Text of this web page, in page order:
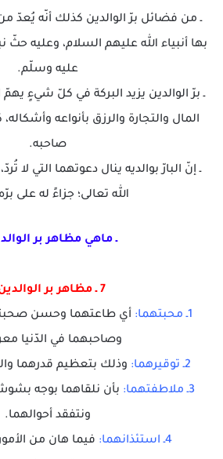
ـ من فضائل برّ الوالدين كذلك أنّه يُعدّ
بها أنبياء الله عليهم السلام، وعليه حثّ
عليه وسلّم.
ـ برّ الوالدين يزيد البركة في كلّ شيءٍ
المال والتجارة والرزق بأنواعه
صاحبه.
ـ إنّ البارّ بوالديه ينال دعوتهما التي لا
الله تعالى؛ جزاءً له على
ـ ماهي مظاهر بر
7 ـ مظاهر بر الوالدين :
1ـ محبتهما:
أي طاعتهما وحسن
وصاحبهما في الدّنيا
2ـ توقيرهما:
وذلك بتعظيم قدرهما
3ـ ملاطفتهما:
بأن نلقاهما بوجه
ونتفقد أحوالهما.
4ـ استئذانهما:
فيما هان من